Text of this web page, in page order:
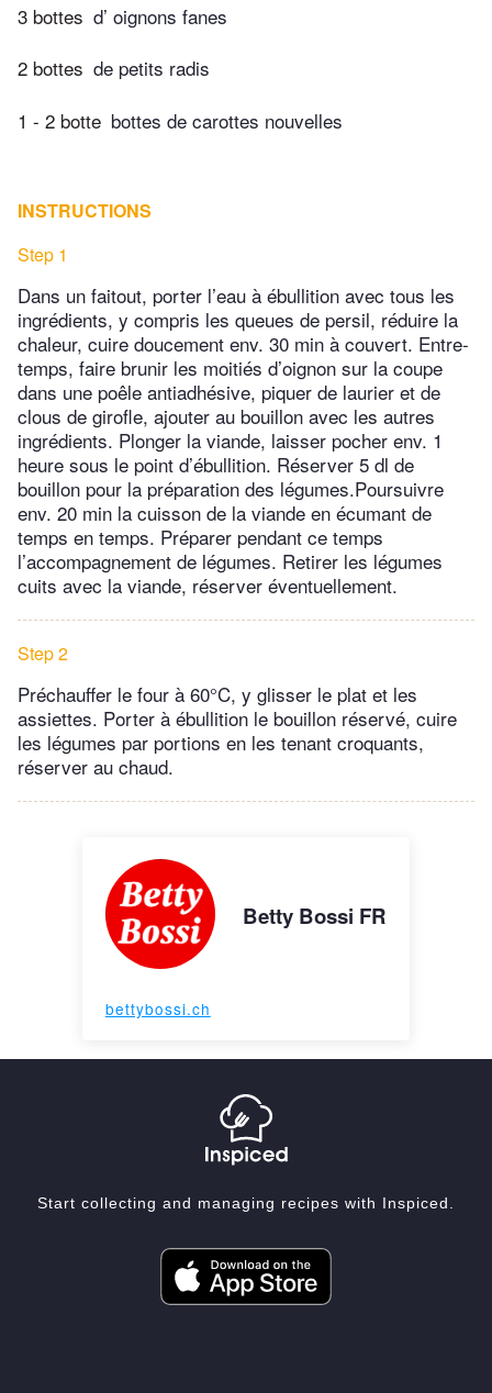
3 bottes d’ oignons fanes
2 bottes de petits radis
1 - 2 botte bottes de carottes nouvelles
INSTRUCTIONS
Step 1
Dans un faitout, porter l’eau à ébullition avec tous les
ingrédients, y compris les queues de persil, réduire la
chaleur, cuire doucement env. 30 min à couvert. Entre-
temps, faire brunir les moitiés d’oignon sur la coupe
dans une poêle antiadhésive, piquer de laurier et de
clous de girofle, ajouter au bouillon avec les autres
ingrédients. Plonger la viande, laisser pocher env. 1
heure sous le point d’ébullition. Réserver 5 dl de
bouillon pour la préparation des légumes.Poursuivre
env. 20 min la cuisson de la viande en écumant de
temps en temps. Préparer pendant ce temps
l’accompagnement de légumes. Retirer les légumes
cuits avec la viande, réserver éventuellement.
Step 2
Préchauffer le four à 60°C, y glisser le plat et les
assiettes. Porter à ébullition le bouillon réservé, cuire
les légumes par portions en les tenant croquants,
réserver au chaud.
Betty Bossi FR
bettybossi.ch
Start collecting and managing recipes with Inspiced.